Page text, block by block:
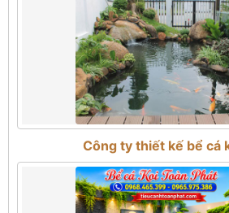
Công ty thiết kế bể cá